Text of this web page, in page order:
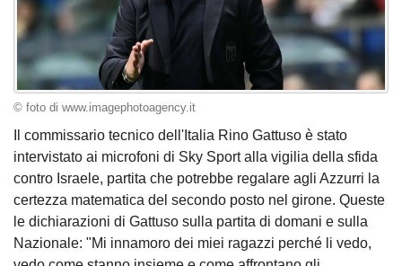
© foto di www.imagephotoagency.it
Il commissario tecnico dell'Italia Rino Gattuso è stato
intervistato ai microfoni di Sky Sport alla vigilia della sfida
contro Israele, partita che potrebbe regalare agli Azzurri la
certezza matematica del secondo posto nel girone. Queste
le dichiarazioni di Gattuso sulla partita di domani e sulla
Nazionale: "Mi innamoro dei miei ragazzi perché li vedo,